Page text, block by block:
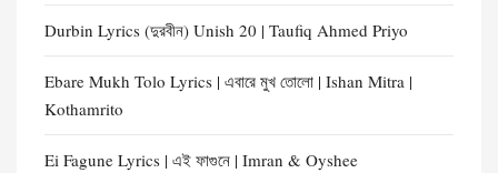
Durbin Lyrics (দুরবীন) Unish 20 | Taufiq Ahmed Priyo
Ebare Mukh Tolo Lyrics | এবারে মুখ তোলো | Ishan Mitra |
Kothamrito
Ei Fagune Lyrics | এই ফাগুনে | Imran & Oyshee